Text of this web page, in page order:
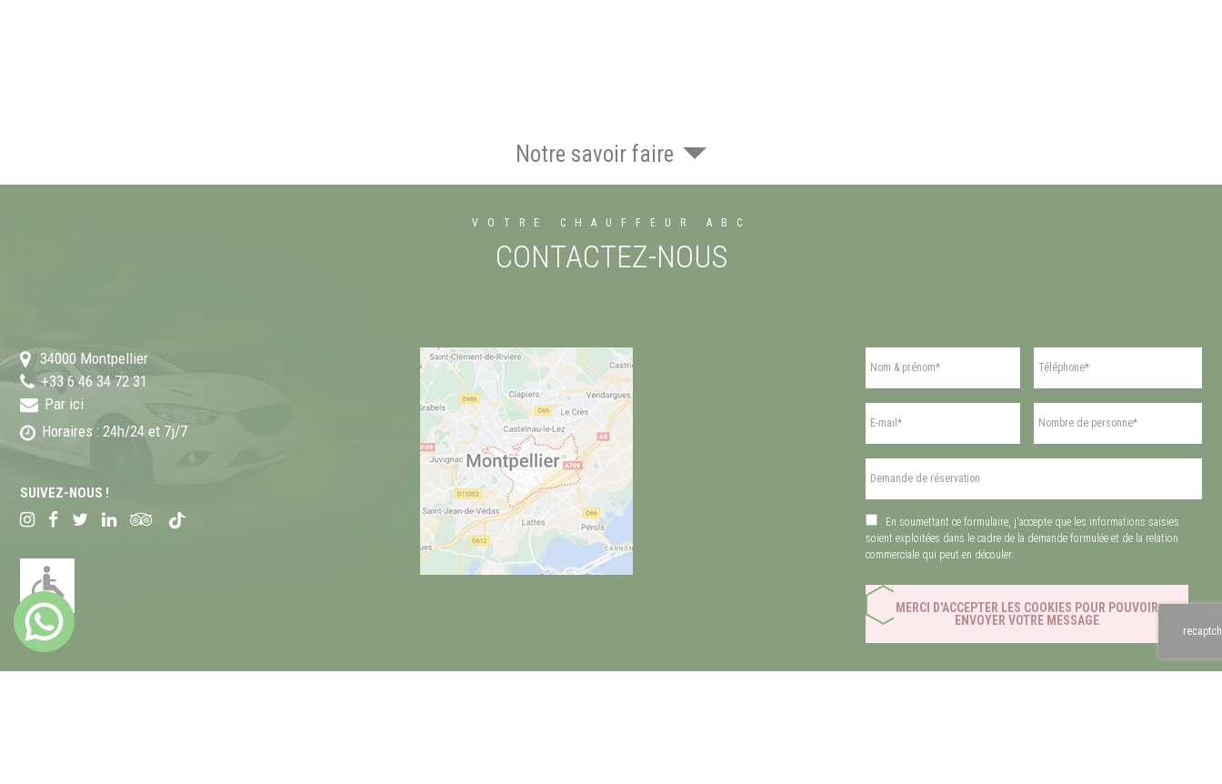
Notre savoir faire
VOTRE CHAUFFEUR ABC
CONTACTEZ-NOUS
34000 Montpellier
+33 6 46 34 72 31
Par ici
Horaires : 24h/24 et 7j/7
SUIVEZ-NOUS !
En soumettant ce formulaire, j'accepte que les informations saisies
soient exploitées dans le cadre de la demande formulée et de la relation
commerciale qui peut en découler.
MERCI D'ACCEPTER LES COOKIES POUR POUVOIR
ENVOYER VOTRE MESSAGE